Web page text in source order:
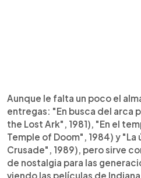
Aunque le falta un poco el
entregas: "En busca del arca
the Lost Ark", 1981), "En el
Temple of Doom", 1984) y
Crusade", 1989), pero sirve
de nostalgia para las
viendo las películas de Indiana